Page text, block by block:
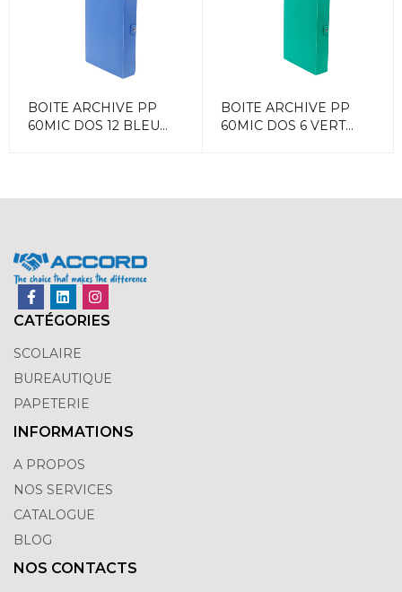
BOITE ARCHIVE PP
60MIC DOS 12 BLEU
BOITE ARCHIVE PP
60MIC DOS 6 VERT
CATÉGORIES
SCOLAIRE
BUREAUTIQUE
PAPETERIE
INFORMATIONS
A PROPOS
NOS SERVICES
CATALOGUE
BLOG
NOS CONTACTS